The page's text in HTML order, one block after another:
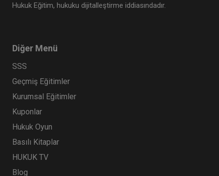
Hukuk Eğitim, hukuku dijitalleştirme iddiasındadır.
Diğer Menü
SSS
Geçmiş Eğitimler
Kurumsal Eğitimler
Kuponlar
Hukuk Oyun
Basılı Kitaplar
HUKUK TV
Blog